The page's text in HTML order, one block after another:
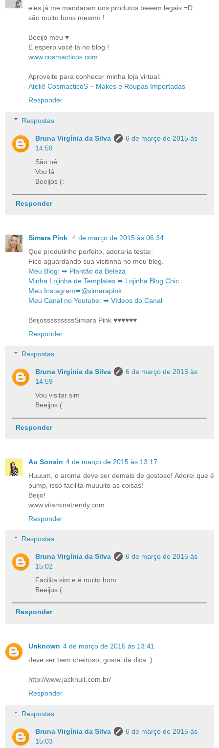
eles já me mandaram uns produtos beeem legais =D
são muito bons mesmo !
Beeijo meu ♥
E espero você lá no blog !
www.cosmacticos.com
Aproveite para conhecer minha loja virtual:
Ateliê CosmacticoS ~ Makes e Roupas Importadas
Responder
Respostas
Bruna Virgínia da Silva
6 de março de 2015 às
14:59
São né
Vou lá
Beeijos (:
Responder
Simara Pink
4 de março de 2015 às 06:34
Que produtinho perfeito, adoraria testar.
Fico aguardando sua visitinha no meu blog.
Meu Blog: ➥ Plantão da Beleza
Minha Lojinha de Templates ➥ Lojinha Blog Chic
Meu Instagram➥@simarapink
Meu Canal no Youtube: ➥ Vídeos do Canal
BeijosssssssssSimara Pink ♥♥♥♥♥♥
Responder
Respostas
Bruna Virgínia da Silva
6 de março de 2015 às
14:59
Vou visitar sim
Beeijos (:
Responder
Au Sonsin 4 de março de 2015 às 13:17
Huuum, o aroma deve ser demais de gostoso! Adorei que é
pump, isso facilita muuuito as coisas!
Beijo!
www.vitaminatrendy.com
Responder
Respostas
Bruna Virgínia da Silva
6 de março de 2015 às
15:02
Facilita sim e é muito bom
Beeijos (:
Responder
Unknown 4 de março de 2015 às 13:41
deve ser bem cheiroso, gostei da dica :)
http://www.jacknuit.com.br/
Responder
Respostas
Bruna Virgínia da Silva
6 de março de 2015 às
15:03